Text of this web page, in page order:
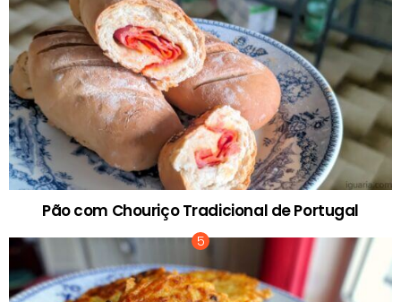
Pão com Chouriço Tradicional de Portugal